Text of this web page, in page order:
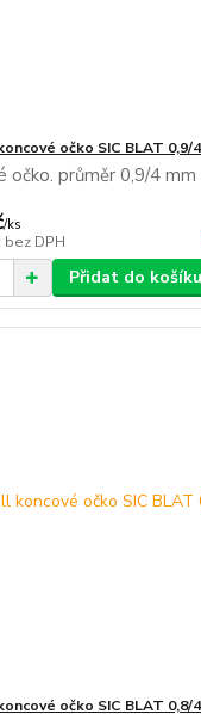
očko SIC BLAT 0,9/
očko. průměr 0,9/4
/ks
bez DPH
Přidat do košíku
očko SIC BLAT 0,8/